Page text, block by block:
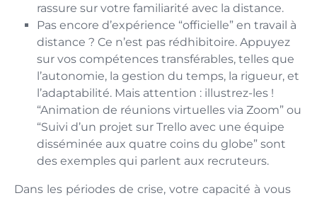
rassure sur votre familiarité avec la distance.
Pas encore d’expérience “officielle” en travail à
distance ? Ce n’est pas rédhibitoire. Appuyez
sur vos compétences transférables, telles que
l’autonomie, la gestion du temps, la rigueur, et
l’adaptabilité. Mais attention : illustrez-les !
“Animation de réunions virtuelles via Zoom” ou
“Suivi d’un projet sur Trello avec une équipe
disséminée aux quatre coins du globe” sont
des exemples qui parlent aux recruteurs.
Dans les périodes de crise, votre capacité à vous